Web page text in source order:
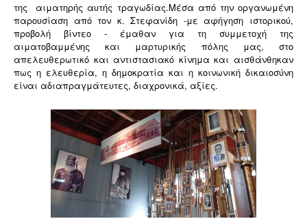
της αιματηρής αυτής τραγωδίας.Μέσα από την οργανωμένη
παρουσίαση από τον κ. Στεφανίδη -με αφήγηση ιστορικού,
προβολή βίντεο - έμαθαν για τη συμμετοχή της
αιματοβαμμένης και μαρτυρικής πόλης μας, στο
απελευθερωτικό και αντιστασιακό κίνημα και αισθάνθηκαν
πως η ελευθερία, η δημοκρατία και η κοινωνική δικαιοσύνη
είναι αδιαπραγμάτευτες, διαχρονικά, αξίες.